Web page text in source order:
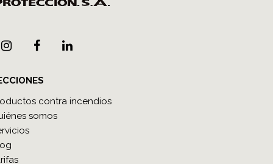
contra incendios
somos